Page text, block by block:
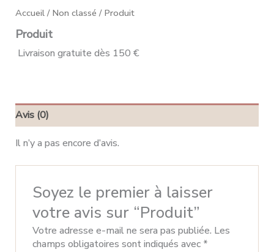
Accueil / Non classé / Produit
Produit
Livraison gratuite dès 150 €
Avis (0)
Il n’y a pas encore d’avis.
Soyez le premier à laisser
votre avis sur “Produit”
Votre adresse e-mail ne sera pas publiée. Les
champs obligatoires sont indiqués avec *